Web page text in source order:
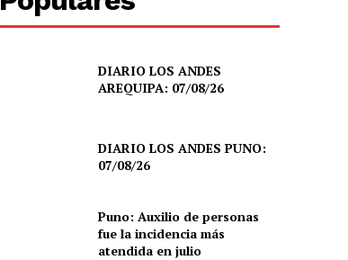
DIARIO LOS ANDES
AREQUIPA: 07/08/26
DIARIO LOS ANDES PUNO:
07/08/26
Puno: Auxilio de personas
fue la incidencia más
atendida en julio